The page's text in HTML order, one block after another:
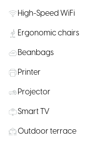
High-Speed WiFi
Ergonomic chairs
Beanbags
Printer
Projector
Smart TV
Outdoor terrace